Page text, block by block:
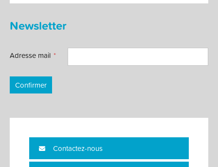
Newsletter
Adresse mail
Confirmer
Contactez-nous